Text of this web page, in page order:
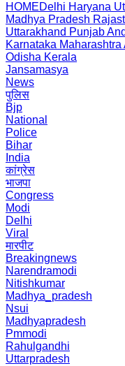
HOMEDelhi Haryana
Madhya Pradesh
Uttarakhand Punjab
Karnataka Maharashtra
Odisha Kerala
Jansamasya
News
पुलिस
Bjp
National
Police
Bihar
India
कांग्रेस
भाजपा
Congress
Modi
Delhi
Viral
मारपीट
Breakingnews
Narendramodi
Nitishkumar
Madhya_pradesh
Nsui
Madhyapradesh
Pmmodi
Rahulgandhi
Uttarpradesh